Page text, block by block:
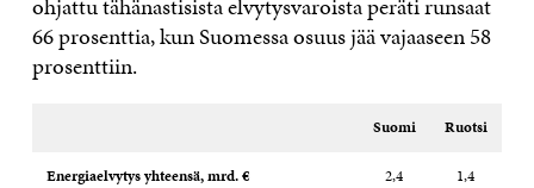
66 prosenttia, kun Suomessa osuus jää vajaaseen 58
prosenttiin.
Suomi Ruotsi
Energiaelvytys yhteensä, mrd. € 2,4 1,4